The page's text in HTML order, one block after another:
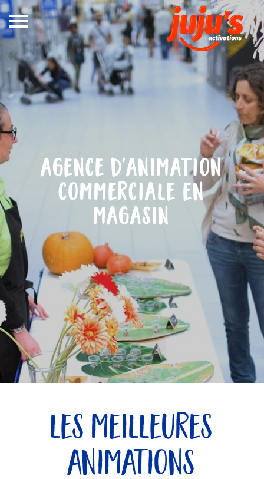
Notre
métier
In Store
CONTACT
agence d'animation
commerciale en
magasin
les meilleures
animations